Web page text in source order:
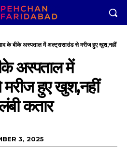
के बीके अस्पताल में अल्ट्रासाउंड से मरीज हुए खुश,नहीं
अस्पताल में
हुए खुश,नहीं
कतार
3, 2025